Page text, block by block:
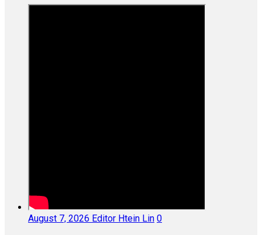
August 7, 2026 Editor Htein Lin 0